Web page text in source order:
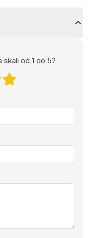
od 1 do 5?